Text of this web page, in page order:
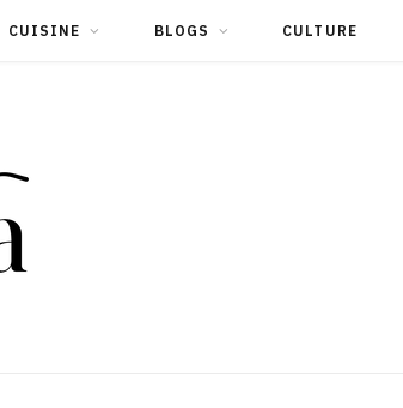
CUISINE BLOGS CULTURE